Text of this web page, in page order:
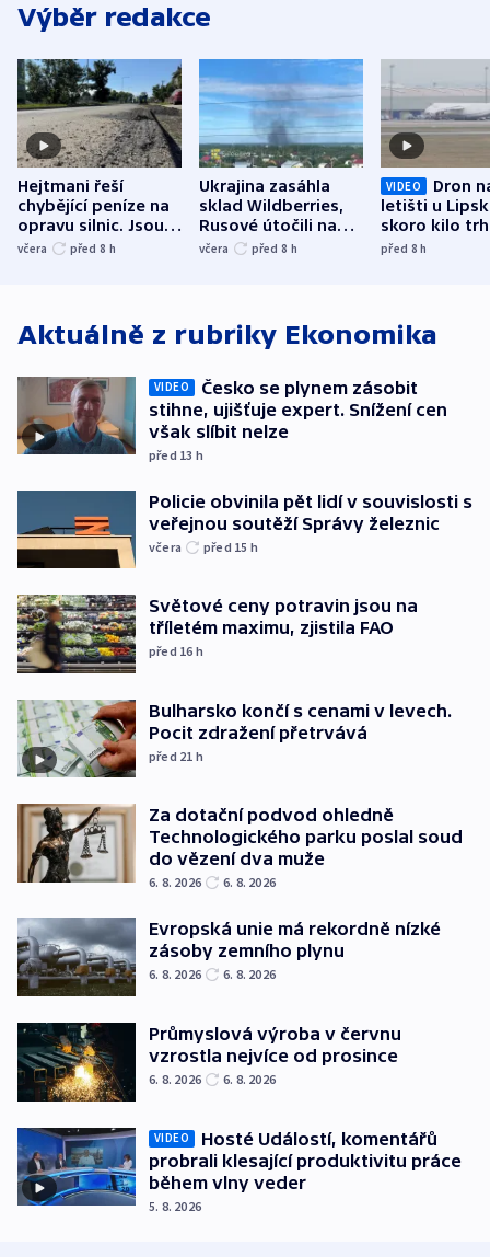
Výběr redakce
Hejtmani řeší
chybějící peníze na
opravu silnic. Jsou
nenárokové, namítá
včera před 8 h
Ukrajina zasáhla
sklad Wildberries,
Rusové útočili na
trh, hasiče či
včera před 8 h
VIDEO
Dron
letišti u
skoro kilo
indicie
před 8h
Aktuálně z rubriky Ekonomika
VIDEO
Česko se plynem zásobit
stihne, ujišťuje expert. Snížení cen
však slíbit nelze
před 13 h
Policie obvinila pět lidí v souvislosti s
veřejnou soutěží Správy železnic
včera před 15 h
Světové ceny potravin jsou na
tříletém maximu, zjistila FAO
před 16 h
Bulharsko končí s cenami v levech.
Pocit zdražení přetrvává
před 21 h
Za dotační podvod ohledně
Technologického parku poslal soud
do vězení dva muže
6. 8. 2026 6. 8. 2026
Evropská unie má rekordně nízké
zásoby zemního plynu
6. 8. 2026 6. 8. 2026
Průmyslová výroba v červnu
vzrostla nejvíce od prosince
6. 8. 2026 6. 8. 2026
VIDEO
Hosté Událostí, komentářů
probrali klesající produktivitu práce
během vlny veder
5. 8. 2026